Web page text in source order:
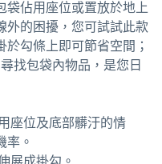
袋佔用座位或置放於地上
外的困擾，您可試試此款
勾條上即可節省空間；
找包袋內物品，是您日
座位及底部髒汙的情
率。
展成掛勾。